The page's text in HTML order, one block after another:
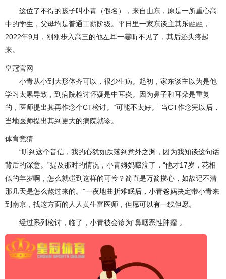
这位了不得的孩子叫小青（假名），来自山东，原是一所重心高
中的学生，父母均是普通工薪阶级。平日里一家东谈主其乐融融，
2022年9月，刚刚步入高三的他左耳一霎听不见了，其后还头疼起
来。
皇冠官网
小青从小到大形体齐可以，很少生病。起初，家东谈主以为是他
学习太累导致，到病院检讨怀疑是中耳炎。因为鼻子和耳朵是重复
的，医师提出其再作念个CT检讨。“可能不太好。”当CT作念完以后，
当地医师提出其到更大的病院就诊。
体育竞猜
“听到这个音信，我的心犹如跌落到意外之渊，因为我知谈这句话
背后的深意。”提及那时的情况，小青姆妈啜泣了，“他才17岁，花相
似的年岁啊，怎么就碰到这样的可怜？简直是万箭攒心，如故记不清
那几天是怎么熬过来的。”一夜地曲折难眠后，小青爸妈决定带小青来
到南京，找这方面的人人黄生富医师，但愿可以有一线但愿。
经过系列检讨，临了，小青被会诊为“鼻咽恶性肿瘤”。